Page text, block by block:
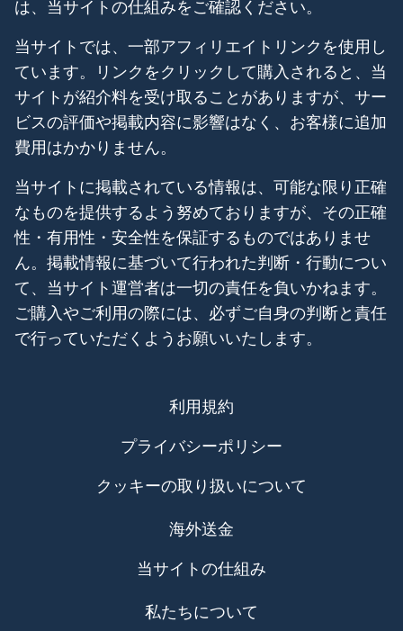
は、当サイトの仕組みをご確認ください。
当サイトでは、一部アフィリエイトリンクを使用し
ています。リンクをクリックして購入されると、当
サイトが紹介料を受け取ることがありますが、サー
ビスの評価や掲載内容に影響はなく、お客様に追加
費用はかかりません。
当サイトに掲載されている情報は、可能な限り正確
なものを提供するよう努めておりますが、その正確
性・有用性・安全性を保証するものではありませ
ん。掲載情報に基づいて行われた判断・行動につい
て、当サイト運営者は一切の責任を負いかねます。
ご購入やご利用の際には、必ずご自身の判断と責任
で行っていただくようお願いいたします。
利用規約
プライバシーポリシー
クッキーの取り扱いについて
海外送金
当サイトの仕組み
私たちについて